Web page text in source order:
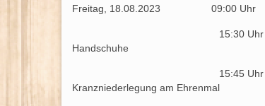
Freitag, 18.08.2023 09:00 Uhr
15:30 Uhr Antreten auf dem
Handschuhe
15:45 Uhr Empfang des
Kranzniederlegung am Ehrenmal